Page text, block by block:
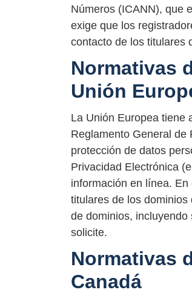
Números (ICANN), que
exige que los
contacto de los titulares
Normativas
Unión
La Unión Europea tiene
Reglamento General de
protección de datos
Privacidad Electrónica
información en línea.
titulares de los
de dominios,
solicite.
Normativas
Canadá